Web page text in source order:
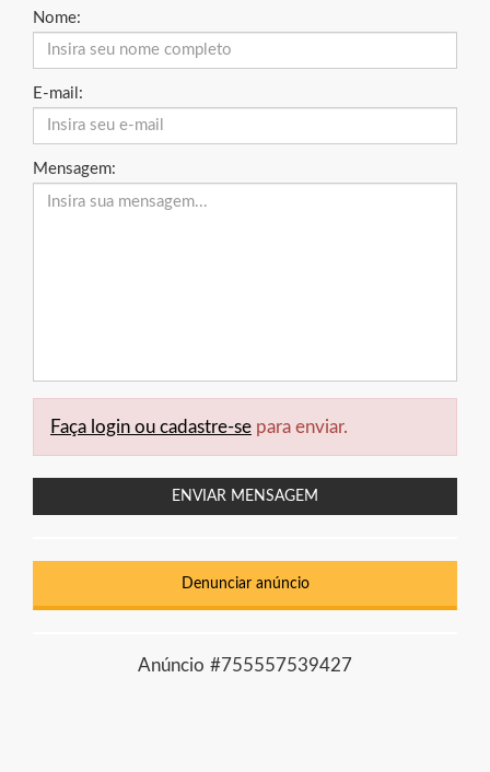
Nome:
E-mail:
Mensagem:
Faça login ou cadastre-se para enviar.
ENVIAR MENSAGEM
Denunciar anúncio
Anúncio #755557539427